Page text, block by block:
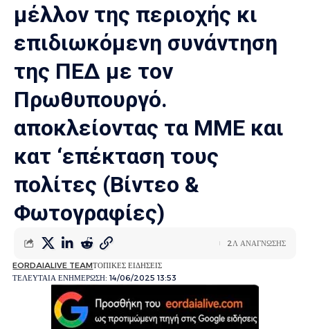
μέλλον της περιοχής κι
επιδιωκόμενη συνάντηση
της ΠΕΔ με τον
Πρωθυπουργό.
αποκλείοντας τα ΜΜΕ και
κατ ‘επέκταση τους
πολίτες (Βίντεο &
Φωτογραφίες)
ΤΕΛΕΥΤΑΙΑ ΕΝΗΜΕΡΩΣΗ: 14/06/2025 13:53
EORDAIALIVE TEAMΤΟΠΙΚΕΣ ΕΙΔΗΣΕΙΣ
2Λ ΑΝΑΓΝΩΣΗΣ